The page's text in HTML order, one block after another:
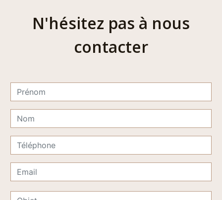
N'hésitez pas à nous
contacter